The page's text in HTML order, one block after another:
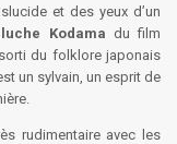
et des yeux d’un
Kodama du film
du folklore japonais
un sylvain, un esprit de
rudimentaire avec les